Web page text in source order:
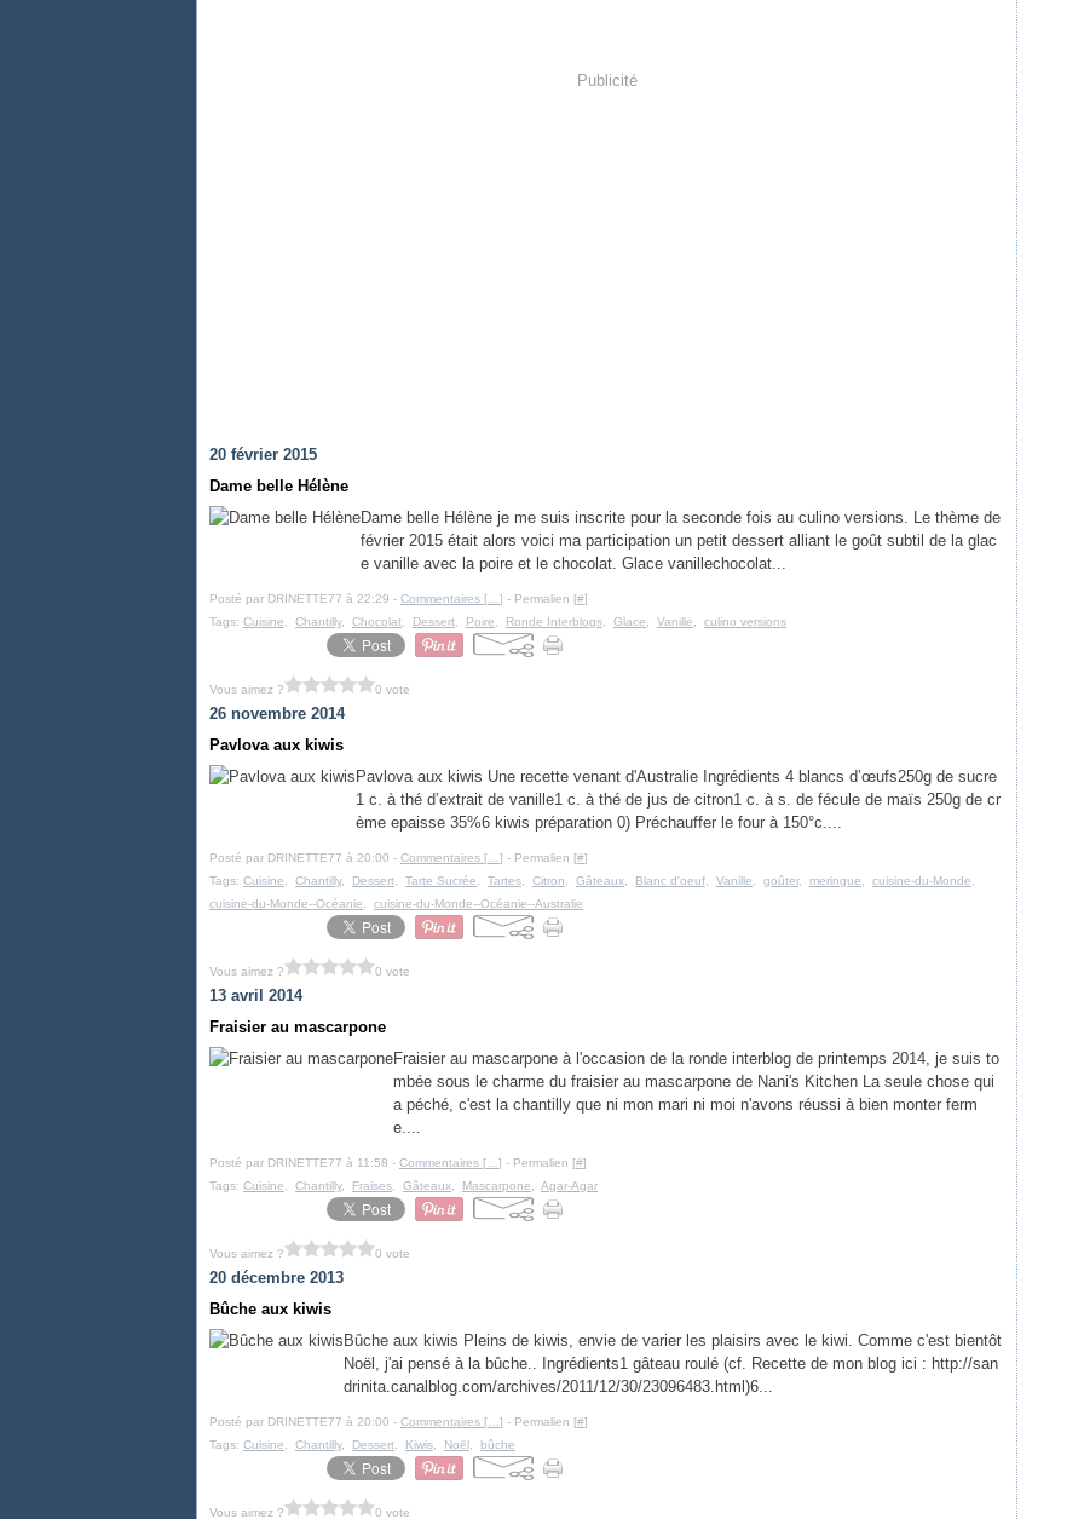
Publicité
20 février 2015
Dame belle Hélène
Dame belle Hélène je me suis inscrite pour la seconde fois au culino versions. Le thème de
février 2015 était alors voici ma participation un petit dessert alliant le goût subtil de la glac
e vanille avec la poire et le chocolat. Glace vanillechocolat...
Posté par DRINETTE77 à 22:29 - Commentaires [ ] - Permalien [#]
Tags: Cuisine Chantilly, Chocolat Dessert Poire Ronde Interblogs Glace Vanille culino versions
Vous aimez ? 0 vote
26 novembre 2014
Pavlova aux kiwis
Pavlova aux kiwis Une recette venant d'Australie Ingrédients 4 blancs d’œufs250g de sucre
1 c. à thé d’extrait de vanille1 c. à thé de jus de citron1 c. à s. de fécule de maïs 250g de cr
ème epaisse 35%6 kiwis préparation 0) Préchauffer le four à 150°c....
Posté par DRINETTE77 à 20:00 - Commentaires [ ] - Permalien [#]
Tags: Cuisine Chantilly, Dessert Tarte Sucrée Tartes Citron Gâteaux Blanc d'oeuf Vanille goûter, meringue cuisine-du-Monde
cuisine-du-Monde--Océanie
cuisine-du-Monde--Océanie--Australie
Vous aimez ? 0 vote
13 avril 2014
Fraisier au mascarpone
Fraisier au mascarpone à l'occasion de la ronde interblog de printemps 2014, je suis to
mbée sous le charme du fraisier au mascarpone de Nani's Kitchen La seule chose qui
a péché, c'est la chantilly que ni mon mari ni moi n'avons réussi à bien monter ferm
e....
Posté par DRINETTE77 à 11:58 - Commentaires [ ] - Permalien [#]
Tags: Cuisine Chantilly, Fraises Gâteaux Mascarpone Agar-Agar
Vous aimez ? 0 vote
20 décembre 2013
Bûche aux kiwis
Bûche aux kiwis Pleins de kiwis, envie de varier les plaisirs avec le kiwi. Comme c'est bientôt
Noël, j'ai pensé à la bûche.. Ingrédients1 gâteau roulé (cf. Recette de mon blog ici : http://san
drinita.canalblog.com/archives/2011/12/30/23096483.html)6...
Posté par DRINETTE77 à 20:00 - Commentaires [ ] - Permalien [#]
Tags: Cuisine Chantilly, Dessert Kiwis Noël bûche
Vous aimez ? 0 vote